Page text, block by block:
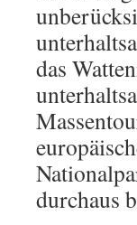
das
durchaus